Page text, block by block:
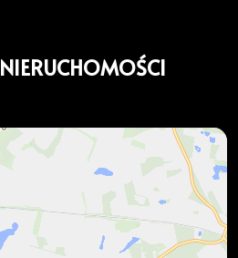
NIERUCHOMOŚCI